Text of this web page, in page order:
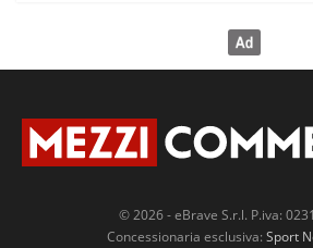
© 2026 - eBrave S.r.l. P.iva:
Concessionaria esclusiva: Sport